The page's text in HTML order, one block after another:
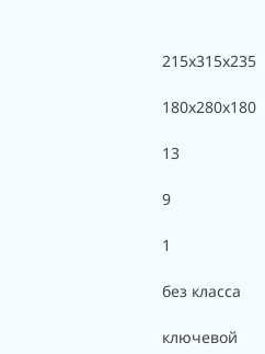
215х315х235
180х280х180
13
9
1
без класса
ключевой